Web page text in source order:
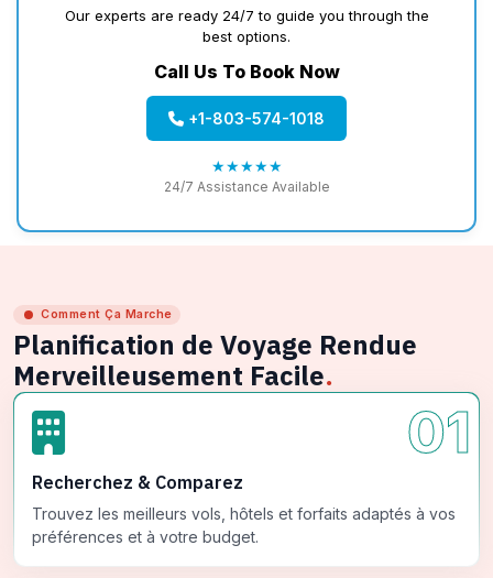
Our experts are ready 24/7 to guide you through the
best options.
Call Us To Book Now
+1-803-574-1018
★★★★★
24/7 Assistance Available
Comment Ça Marche
Planification de Voyage Rendue
Merveilleusement Facile.
01
Recherchez & Comparez
Trouvez les meilleurs vols, hôtels et forfaits adaptés à vos
préférences et à votre budget.